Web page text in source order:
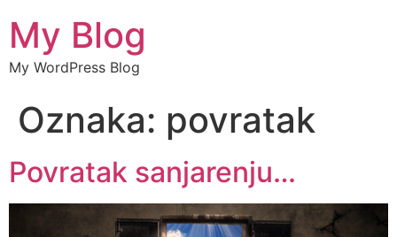
My Blog
My WordPress Blog
Oznaka: povratak
Povratak sanjarenju…